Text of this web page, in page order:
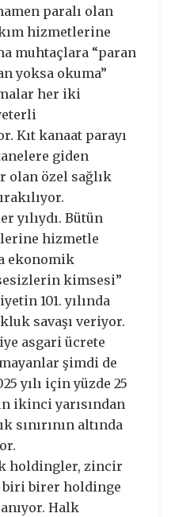
paralı olan
hizmetlerine
muhtaçlara “paran
yoksa okuma”
her iki
Kıt kanaat parayı
giden
olan özel sağlık
yılıydı. Bütün
hizmetle
ekonomik
kimsesi”
101. yılında
savaşı veriyor.
asgari ücrete
şimdi de
yılı için yüzde 25
ikinci yarısından
sınırının altında
holdingler, zincir
biri birer holdinge
Halk